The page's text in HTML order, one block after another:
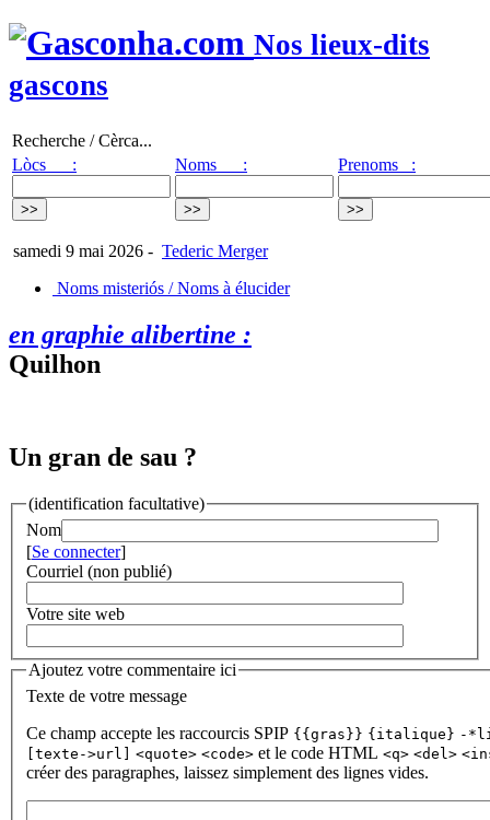
Nos lieux-dits
gascons
Recherche / Cèrca...
Lòcs :
Noms : Prenoms :
samedi 9 mai 2026 - Tederic Merger
Noms misteriós / Noms à élucider
en graphie alibertine :
Quilhon
Un gran de sau ?
(identification facultative)
Nom
[Se connecter]
Courriel (non publié)
Votre site web
Ajoutez votre commentaire ici
Texte de votre message
Ce champ accepte les raccourcis SPIP {{gras}} {italique} -
[texte->url] <quote> <code> et le code HTML <q> <del>
créer des paragraphes, laissez simplement des lignes vides.